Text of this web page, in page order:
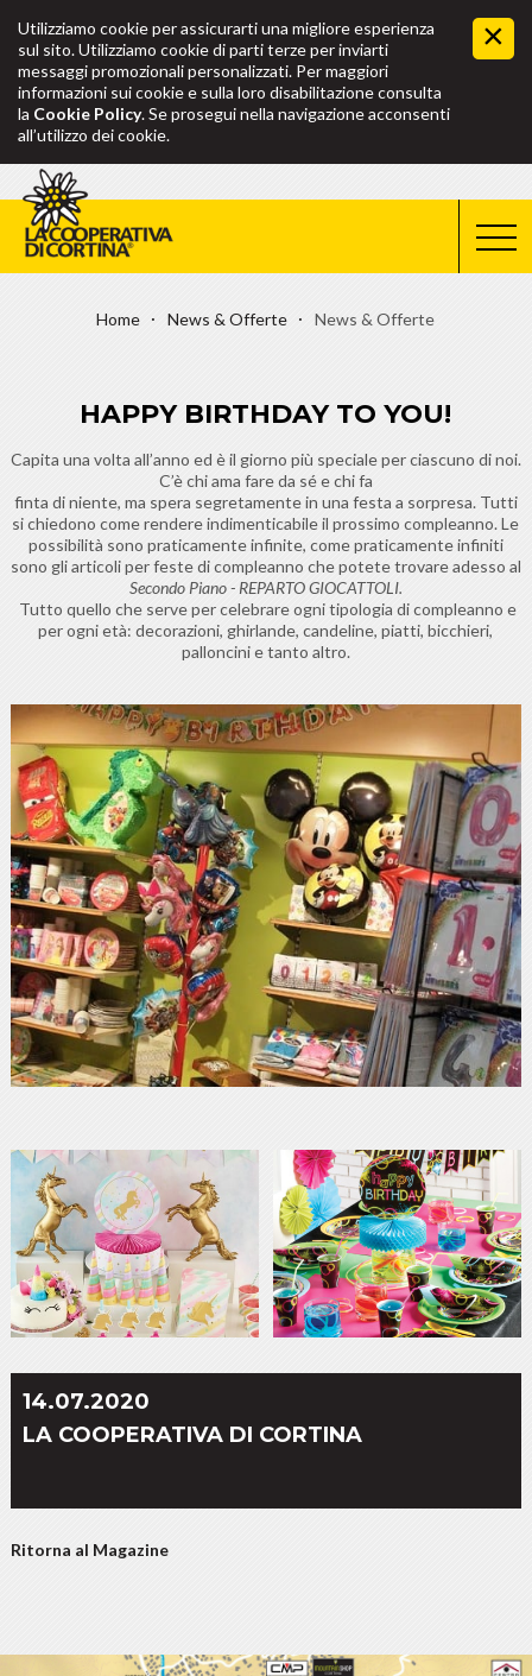
Utilizziamo cookie per assicurarti una migliore esperienza
sul sito. Utilizziamo cookie di parti terze per inviarti
messaggi promozionali personalizzati. Per maggiori
informazioni sui cookie e sulla loro disabilitazione consulta
la Cookie Policy. Se prosegui nella navigazione acconsenti
all’utilizzo dei cookie.
Home News & Offerte News & Offerte
HAPPY BIRTHDAY TO YOU!
Capita una volta all’anno ed è il giorno più speciale per ciascuno di noi.
C’è chi ama fare da sé e chi fa
finta di niente, ma spera segretamente in una festa a sorpresa. Tutti
si chiedono come rendere indimenticabile il prossimo compleanno. Le
possibilità sono praticamente infinite, come praticamente infiniti
sono gli articoli per feste di compleanno che potete trovare adesso al
Secondo Piano - REPARTO GIOCATTOLI.
Tutto quello che serve per celebrare ogni tipologia di compleanno e
per ogni età: decorazioni, ghirlande, candeline, piatti, bicchieri,
palloncini e tanto altro.
14.07.2020
LA COOPERATIVA DI CORTINA
Ritorna al Magazine